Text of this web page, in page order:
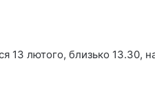
13 лютого, близько 13.30,